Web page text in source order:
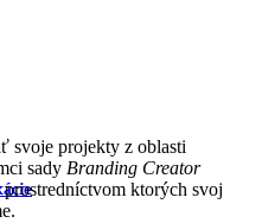
svoje projekty z oblasti
sady Branding Creator
ktorých svoj